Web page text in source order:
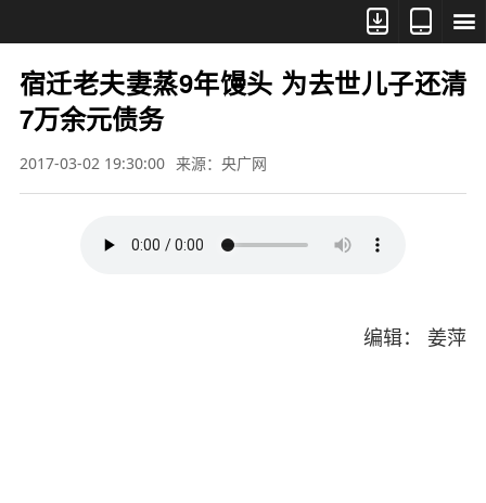



宿迁老夫妻蒸9年馒头 为去世儿子还清
7万余元债务
2017-03-02 19:30:00 来源：央广网
编辑： 姜萍